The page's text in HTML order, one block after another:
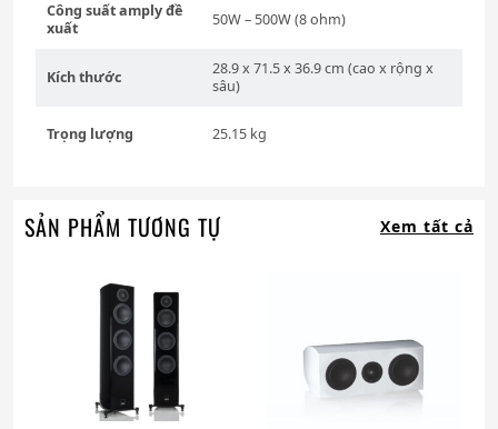
Công suất amply đề
xuất
50W – 500W (8 ohm)
Kích thước
28.9 x 71.5 x 36.9 cm (cao x rộng x
sâu)
Trọng lượng 25.15 kg
SẢN PHẨM TƯƠNG TỰ Xem tất cả